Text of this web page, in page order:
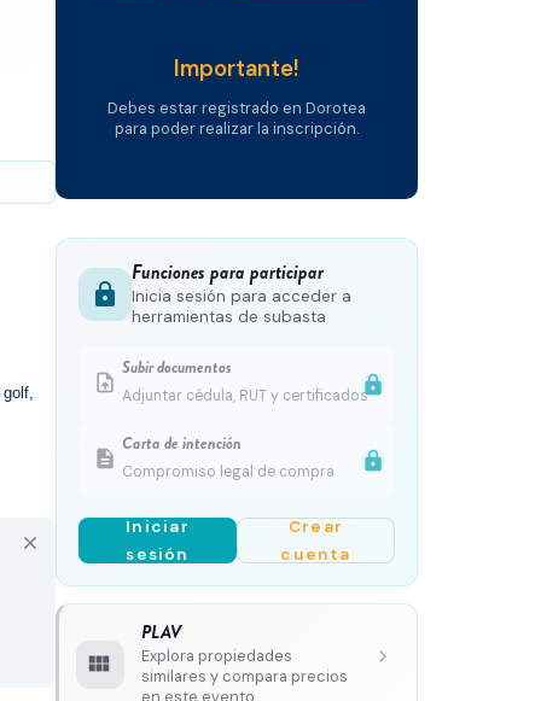
close
Importante!
Debes estar registrado en Dorotea
para poder realizar la inscripción.
lock
Funciones para participar
Inicia sesión para acceder a
herramientas de subasta
upload_file
Subir documentos
Adjuntar cédula, RUT y certificadoslock
description
Carta de intención
Compromiso legal de compra lock
Iniciar
sesión
Crear
cuenta
view_module
PLAV
Explora propiedades
similares y compara precios
chevron_right